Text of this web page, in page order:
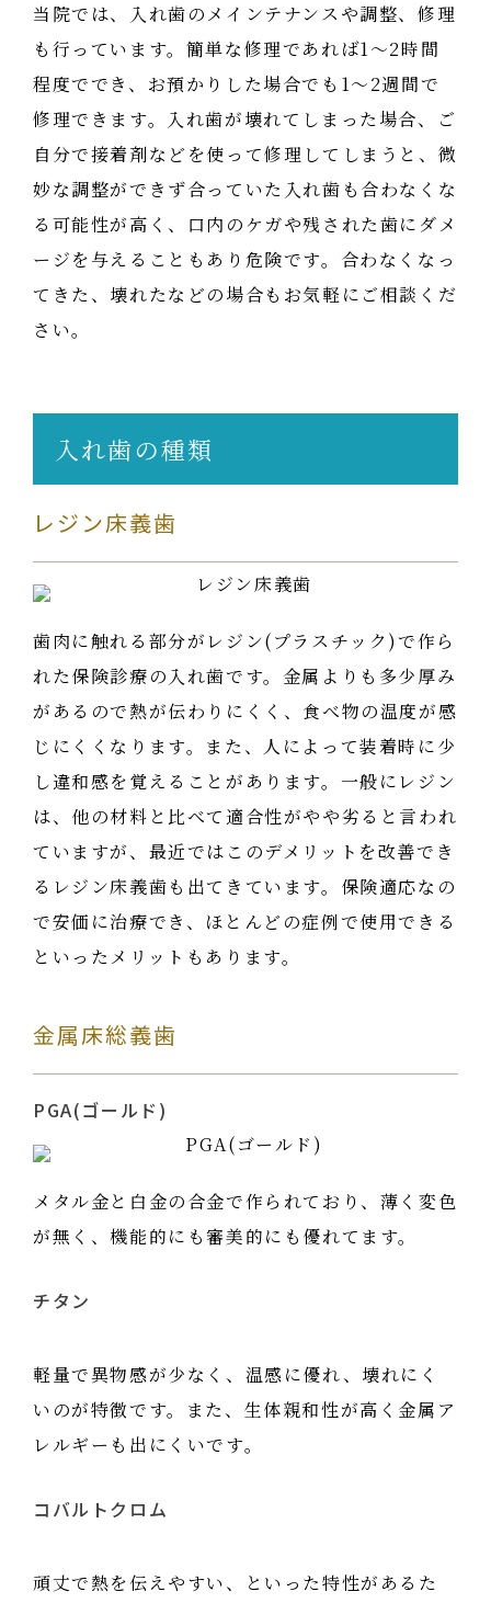
当院では、入れ歯のメインテナンスや調整、修理
も行っています。簡単な修理であれば1～2時間
程度ででき、お預かりした場合でも1～2週間で
修理できます。入れ歯が壊れてしまった場合、ご
自分で接着剤などを使って修理してしまうと、微
妙な調整ができず合っていた入れ歯も合わなくな
る可能性が高く、口内のケガや残された歯にダメ
ージを与えることもあり危険です。合わなくなっ
てきた、壊れたなどの場合もお気軽にご相談くだ
さい。
入れ歯の種類
レジン床義歯
歯肉に触れる部分がレジン(プラスチック)で作ら
れた保険診療の入れ歯です。金属よりも多少厚み
があるので熱が伝わりにくく、食べ物の温度が感
じにくくなります。また、人によって装着時に少
し違和感を覚えることがあります。一般にレジン
は、他の材料と比べて適合性がやや劣ると言われ
ていますが、最近ではこのデメリットを改善でき
るレジン床義歯も出てきています。保険適応なの
で安価に治療でき、ほとんどの症例で使用できる
といったメリットもあります。
金属床総義歯
PGA(ゴールド)
メタル金と白金の合金で作られており、薄く変色
が無く、機能的にも審美的にも優れてます。
チタン
軽量で異物感が少なく、温感に優れ、壊れにく
いのが特徴です。また、生体親和性が高く金属ア
レルギーも出にくいです。
コバルトクロム
頑丈で熱を伝えやすい、といった特性があるた